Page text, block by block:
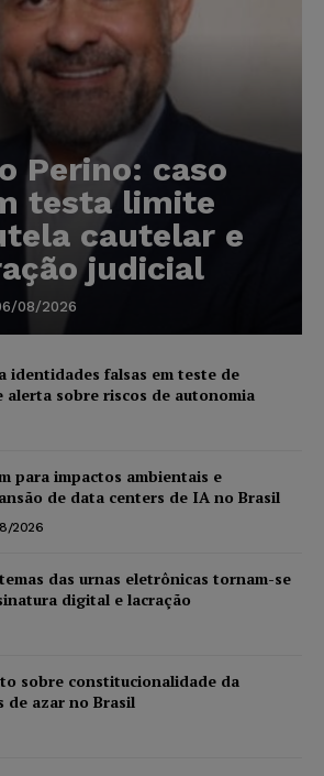
Perino: caso
testa limite
cautelar e
judicial
08/2026
identidades falsas em teste de
alerta sobre riscos de autonomia
para impactos ambientais e
de data centers de IA no Brasil
2026
das urnas eletrônicas tornam-se
digital e lacração
sobre constitucionalidade da
azar no Brasil